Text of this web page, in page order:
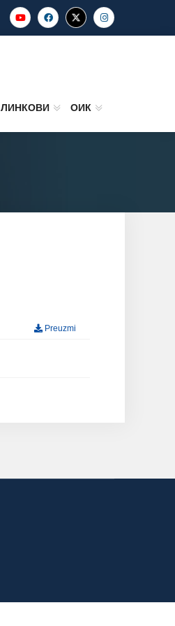
ЛИНКОВИ ОИК
Preuzmi